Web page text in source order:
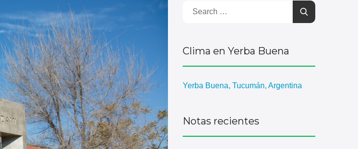
Clima en Yerba Buena
Yerba Buena, Tucumán, Argentina
Notas recientes